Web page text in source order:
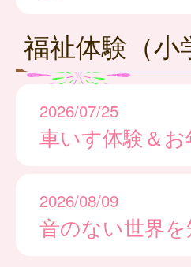
福祉体験（小
2026/07/25
車いす体験＆
2026/08/09
音のない世界